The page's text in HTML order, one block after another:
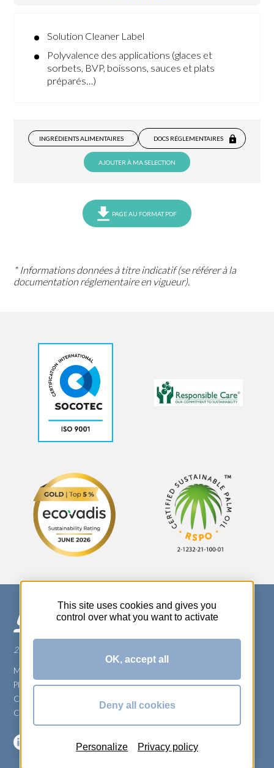
Solution Cleaner Label
Polyvalence des applications (glaces et
sorbets, BVP, boissons, sauces et plats
préparés…)
INGRÉDIENTS ALIMENTAIRES DOCS RÉGLEMENTAIRES
AJOUTER À MA SELECTION
PAGE AU FORMAT PDF
* Informations données à titre indicatif (se référer à la
documentation réglementaire en vigueur).
270 Rue Thérèse Planiol - 37310 TAUXIGNY
Mentions légales
Plan du site
Carrière
Conditions générales de vente
This site uses cookies and gives you
control over what you want to activate
OK, accept all
Deny all cookies
Personalize Privacy policy